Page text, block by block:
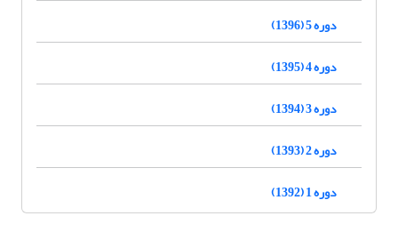
دوره 5 (1396)
دوره 4 (1395)
دوره 3 (1394)
دوره 2 (1393)
دوره 1 (1392)